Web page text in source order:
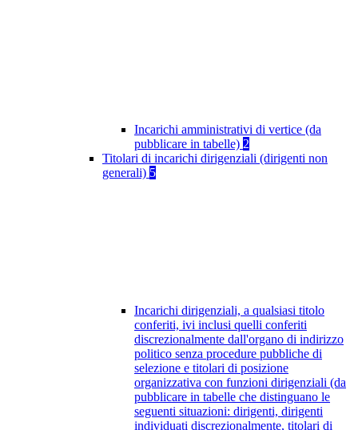
Incarichi amministrativi di vertice (da
pubblicare in tabelle) 2
Titolari di incarichi dirigenziali (dirigenti non
generali) 5
Incarichi dirigenziali, a qualsiasi titolo
conferiti, ivi inclusi quelli conferiti
discrezionalmente dall'organo di indirizzo
politico senza procedure pubbliche di
selezione e titolari di posizione
organizzativa con funzioni dirigenziali (da
pubblicare in tabelle che distinguano le
seguenti situazioni: dirigenti, dirigenti
individuati discrezionalmente, titolari di